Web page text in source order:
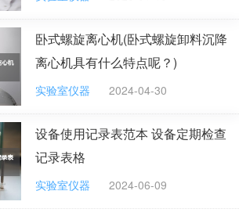
1）用途：用于反应容器或滴定仪器；蒸馏时
使用方法：加热时要垫石棉网，滴定时液体不
蒸发皿：（1）用途：用作蒸发、浓缩溶液或干
法：①一般放在铁架台的铁圈上或放在三脚架
，当蒸发皿中出现较多量的固体时即停止加
至干。③热的蒸发皿不能直接放在实验台
、坩埚：（1）用途：用于固体物质的高温灼
坩埚容积在8—30ML之间，有多种规格和不
使用坩埚钳夹持放在铁架台铁圈的泥三角上
灼烧强碱性物质，铁坩埚不宜灼烧强酸性物
筒；容量瓶；滴定管；量气装置；托盘天
；（1）用途：粗略量取液体体积的仪器。
度，刻度由下向上，不能加热，也不能盛
不能用量筒配制溶液或用做反应容器，③量
卧式螺旋离心机(卧式螺旋卸料沉降
离心机具有什么特点呢？)
实验室仪器 2024-04-30
设备使用记录表范本 设备定期检查
记录表格
实验室仪器 2024-06-09